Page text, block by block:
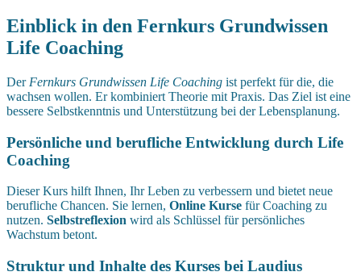
Einblick in den Fernkurs Grundwissen
Life Coaching
Der Fernkurs Grundwissen Life Coaching ist perfekt für die, die
wachsen wollen. Er kombiniert Theorie mit Praxis. Das Ziel ist eine
bessere Selbstkenntnis und Unterstützung bei der Lebensplanung.
Persönliche und berufliche Entwicklung durch Life
Coaching
Dieser Kurs hilft Ihnen, Ihr Leben zu verbessern und bietet neue
berufliche Chancen. Sie lernen, Online Kurse für Coaching zu
nutzen. Selbstreflexion wird als Schlüssel für persönliches
Wachstum betont.
Struktur und Inhalte des Kurses bei Laudius